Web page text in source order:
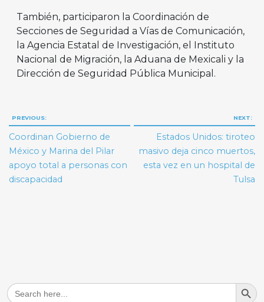
También, participaron la Coordinación de
Secciones de Seguridad a Vías de Comunicación,
la Agencia Estatal de Investigación, el Instituto
Nacional de Migración, la Aduana de Mexicali y la
Dirección de Seguridad Pública Municipal.
Navegación
de
entradas
PREVIOUS:
Coordinan Gobierno de
México y Marina del Pilar
apoyo total a personas con
discapacidad
NEXT:
Estados Unidos: tiroteo
masivo deja cinco muertos,
esta vez en un hospital de
Tulsa
Search
for:
Search